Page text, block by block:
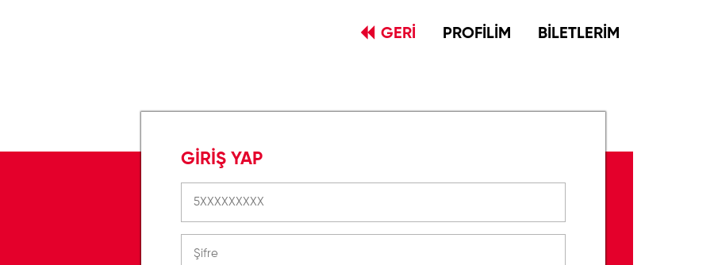
GERİ PROFİLİM BİLETLERİM
GİRİŞ YAP